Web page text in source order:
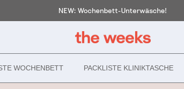
NEW: Wochenbett-Unterwäsche!
WOCHENBETT PACKLISTE KLINIKTASCHE